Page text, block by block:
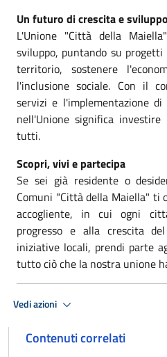
Un futuro di crescita e sviluppo
L'Unione "Città della
sviluppo, puntando su
territorio, sostenere
l'inclusione sociale. Con il
servizi e l'implementazione
nell'Unione significa
tutti.
Scopri, vivi e partecipa
Se sei già residente o
Comuni "Città della Maiella"
accogliente, in cui ogni
progresso e alla crescita
iniziative locali, prendi parte
tutto ciò che la nostra unione
Vedi azioni
Contenuti correlati